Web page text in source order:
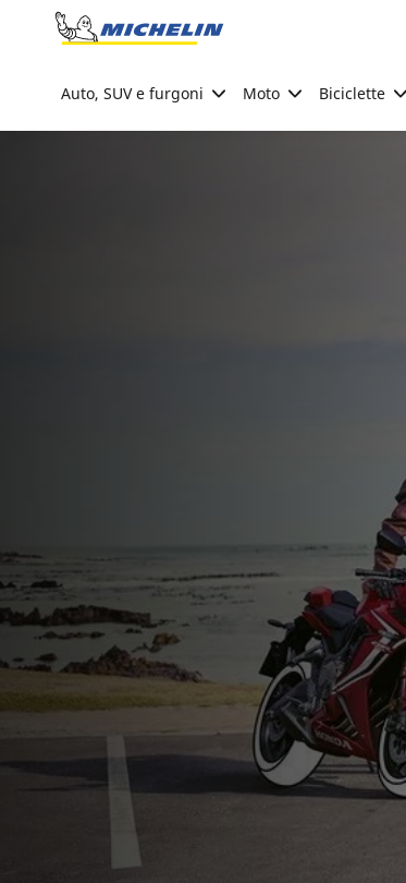
Go to page content
Auto, SUV e furgoni Moto Biciclette